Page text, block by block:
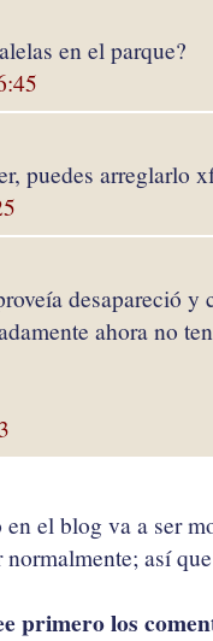
en el parque?
puedes arreglarlo
desapareció y
ahora no
el blog va a ser
así
primero los